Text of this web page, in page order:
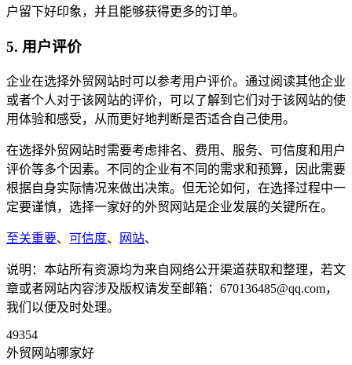
户留下好印象，并且能够获得更多的订单。
5. 用户评价
企业在选择外贸网站时可以参考用户评价。通过阅读其他企业
或者个人对于该网站的评价，可以了解到它们对于该网站的使
用体验和感受，从而更好地判断是否适合自己使用。
在选择外贸网站时需要考虑排名、费用、服务、可信度和用户
评价等多个因素。不同的企业有不同的需求和预算，因此需要
根据自身实际情况来做出决策。但无论如何，在选择过程中一
定要谨慎，选择一家好的外贸网站是企业发展的关键所在。
至关重要、 可信度、 网站、
说明：本站所有资源均为来自网络公开渠道获取和整理，若文
章或者网站内容涉及版权请发至邮箱：670136485@qq.com，
我们以便及时处理。
49354
外贸网站哪家好